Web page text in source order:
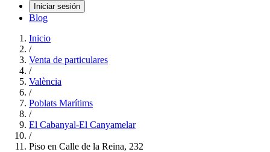
Iniciar sesión
Blog
Inicio
/
Venta de particulares
/
València
/
Poblats Marítims
/
El Cabanyal-El Canyamelar
/
Piso en Calle de la Reina, 232